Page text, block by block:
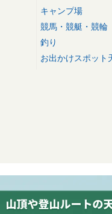
キャンプ場
競馬・競艇・競輪
釣り
お出かけスポット